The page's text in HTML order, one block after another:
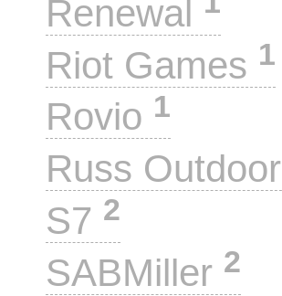
Renewal
Riot Games 1
Rovio 1
Russ Outdoor
S7 2
SABMiller 2